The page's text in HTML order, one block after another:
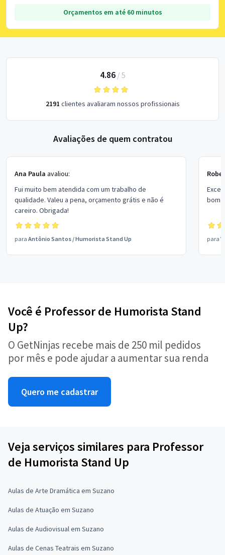
Orçamentos em até 60 minutos
4.86/ 5
2191 clientes avaliaram nossos profissionais
Avaliações de quem contratou
Ana Paula avaliou:
Fui muito bem atendida com um trabalho de
qualidade. Valeu a pena, orçamento grátis e não é
careiro. Obrigada!
para Antônio Santos /Humorista Stand Up
bom
para
Você é Professor de Humorista Stand
Up?
O GetNinjas recebe mais de 250 mil pedidos
por mês e pode ajudar a aumentar sua renda
Quero me cadastrar
Veja serviços similares para Professor
de Humorista Stand Up
Aulas de Arte Dramática em Suzano
Aulas de Atuação em Suzano
Aulas de Audiovisual em Suzano
Aulas de Cenas Teatrais em Suzano